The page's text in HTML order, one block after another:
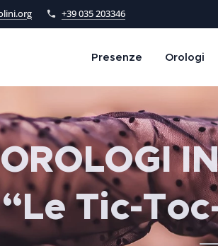
+39 035 203346
Presenze Orologi
OROLOGI
“Le Tic-